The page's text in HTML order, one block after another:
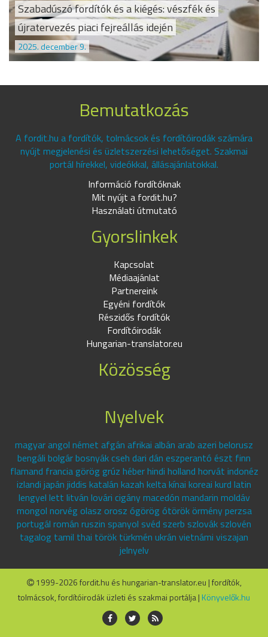
Szabadúszó fordítók és a kiégés: vészfék és
újratervezés piaci fejreállás idején
2025. december 9.
Bemutatkozás
A fordit.hu a fordítók, tolmácsok és fordítóirodák számára
nyújt megjelenési és üzletszerzési lehetőséget. Szakmai
portál hírekkel, videókkal, állásajánlatokkal.
Információ fordítóknak
Mit nyújt a fordit.hu?
Használati útmutató
Gyorslinkek
Kapcsolat
Médiaajánlat
Partnereink
Egyéni fordítók
Részidős fordítók
Fordítóirodák
Hungarian-translator.eu
Közösség
Nyelvek
magyar angol német afgán afrikai albán arab azeri belorusz
bengáli bolgár bosnyák cseh dari dán eszperantó észt finn
flamand francia görög grúz héber hindi holland horvát indonéz
izlandi japán jiddis katalán kazah kelta kínai koreai kurd latin
lengyel lett litván lovári cigány macedón mandarin moldáv
mongol norvég olasz orosz ógörög ótörök örmény perzsa
portugál román ruszin spanyol svéd szerb szlovák szlovén
tagalog tamil thai török türkmén ukrán vietnámi viszajan
jelnyelv
1999-2026 fordit.hu és hungarian-translator.eu | fordítók,
tolmácsok, fordítóirodák üzleti és szakmai portálja | Könyvelők.hu